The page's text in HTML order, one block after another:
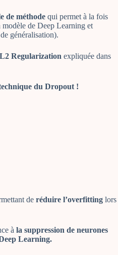
de méthode qui permet à la fois
modèle de Deep Learning et
généralisation).
L2 Regularization expliquée dans
du Dropout !
de réduire l’overfitting lors
à la suppression de neurones
Learning.